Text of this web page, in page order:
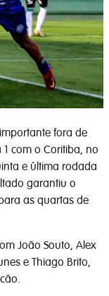
fora de
1 com o Coritiba, no
e última rodada
garantiu o
as quartas de
João Souto, Alex
e Thiago Brito,